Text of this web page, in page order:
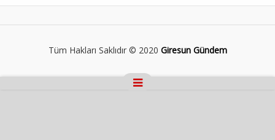
Tüm Hakları Saklıdır © 2020 Giresun Gündem